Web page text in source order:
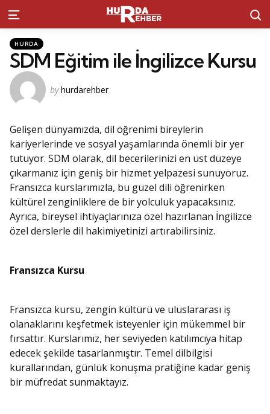
Menu
Kategoriler
Posted
in
HURDA
SDM Eğitim ile İngilizce Kursu
Posted
by hurdarehber
Gelişen dünyamızda, dil öğrenimi bireylerin
kariyerlerinde ve sosyal yaşamlarında önemli bir yer
tutuyor. SDM olarak, dil becerilerinizi en üst düzeye
çıkarmanız için geniş bir hizmet yelpazesi sunuyoruz.
Fransızca kurslarımızla, bu güzel dili öğrenirken
kültürel zenginliklere de bir yolculuk yapacaksınız.
Ayrıca, bireysel ihtiyaçlarınıza özel hazırlanan İngilizce
özel derslerle dil hakimiyetinizi artırabilirsiniz.
Fransızca Kursu
Fransızca kursu, zengin kültürü ve uluslararası iş
olanaklarını keşfetmek isteyenler için mükemmel bir
fırsattır. Kurslarımız, her seviyeden katılımcıya hitap
edecek şekilde tasarlanmıştır. Temel dilbilgisi
kurallarından, günlük konuşma pratiğine kadar geniş
bir müfredat sunmaktayız.